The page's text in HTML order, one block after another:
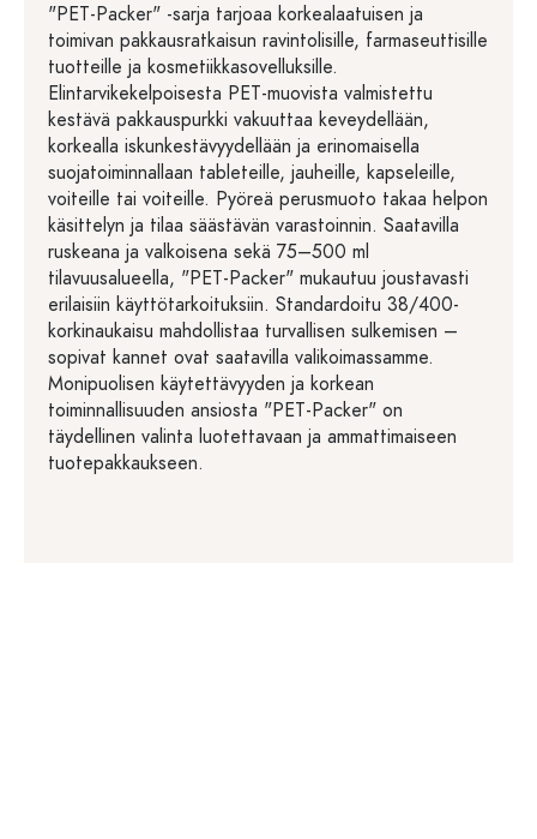
"PET-Packer" -sarja tarjoaa korkealaatuisen ja
toimivan pakkausratkaisun ravintolisille, farmaseuttisille
tuotteille ja kosmetiikkasovelluksille.
Elintarvikekelpoisesta PET-muovista valmistettu
kestävä pakkauspurkki vakuuttaa keveydellään,
korkealla iskunkestävyydellään ja erinomaisella
suojatoiminnallaan tableteille, jauheille, kapseleille,
voiteille tai voiteille. Pyöreä perusmuoto takaa helpon
käsittelyn ja tilaa säästävän varastoinnin. Saatavilla
ruskeana ja valkoisena sekä 75–500 ml
tilavuusalueella, "PET-Packer" mukautuu joustavasti
erilaisiin käyttötarkoituksiin. Standardoitu 38/400-
korkinaukaisu mahdollistaa turvallisen sulkemisen –
sopivat kannet ovat saatavilla valikoimassamme.
Monipuolisen käytettävyyden ja korkean
toiminnallisuuden ansiosta "PET-Packer" on
täydellinen valinta luotettavaan ja ammattimaiseen
tuotepakkaukseen.